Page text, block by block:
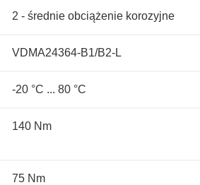
2 - średnie obciążenie korozyjne
VDMA24364-B1/B2-L
-20 °C ... 80 °C
140 Nm
75 Nm